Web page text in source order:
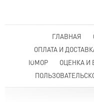
ГЛАВНАЯ
ОПЛАТА И
ЮМОР
ОЦЕНКА И